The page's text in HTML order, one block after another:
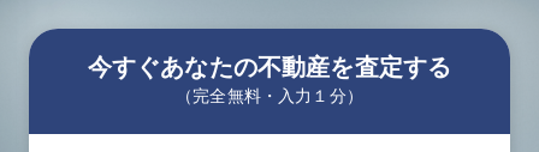
今すぐあなたの不動産を査定する
（完全無料・入力１分）